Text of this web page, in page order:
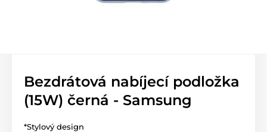
Bezdrátová nabíjecí podložka
(15W) černá - Samsung
*Stylový design